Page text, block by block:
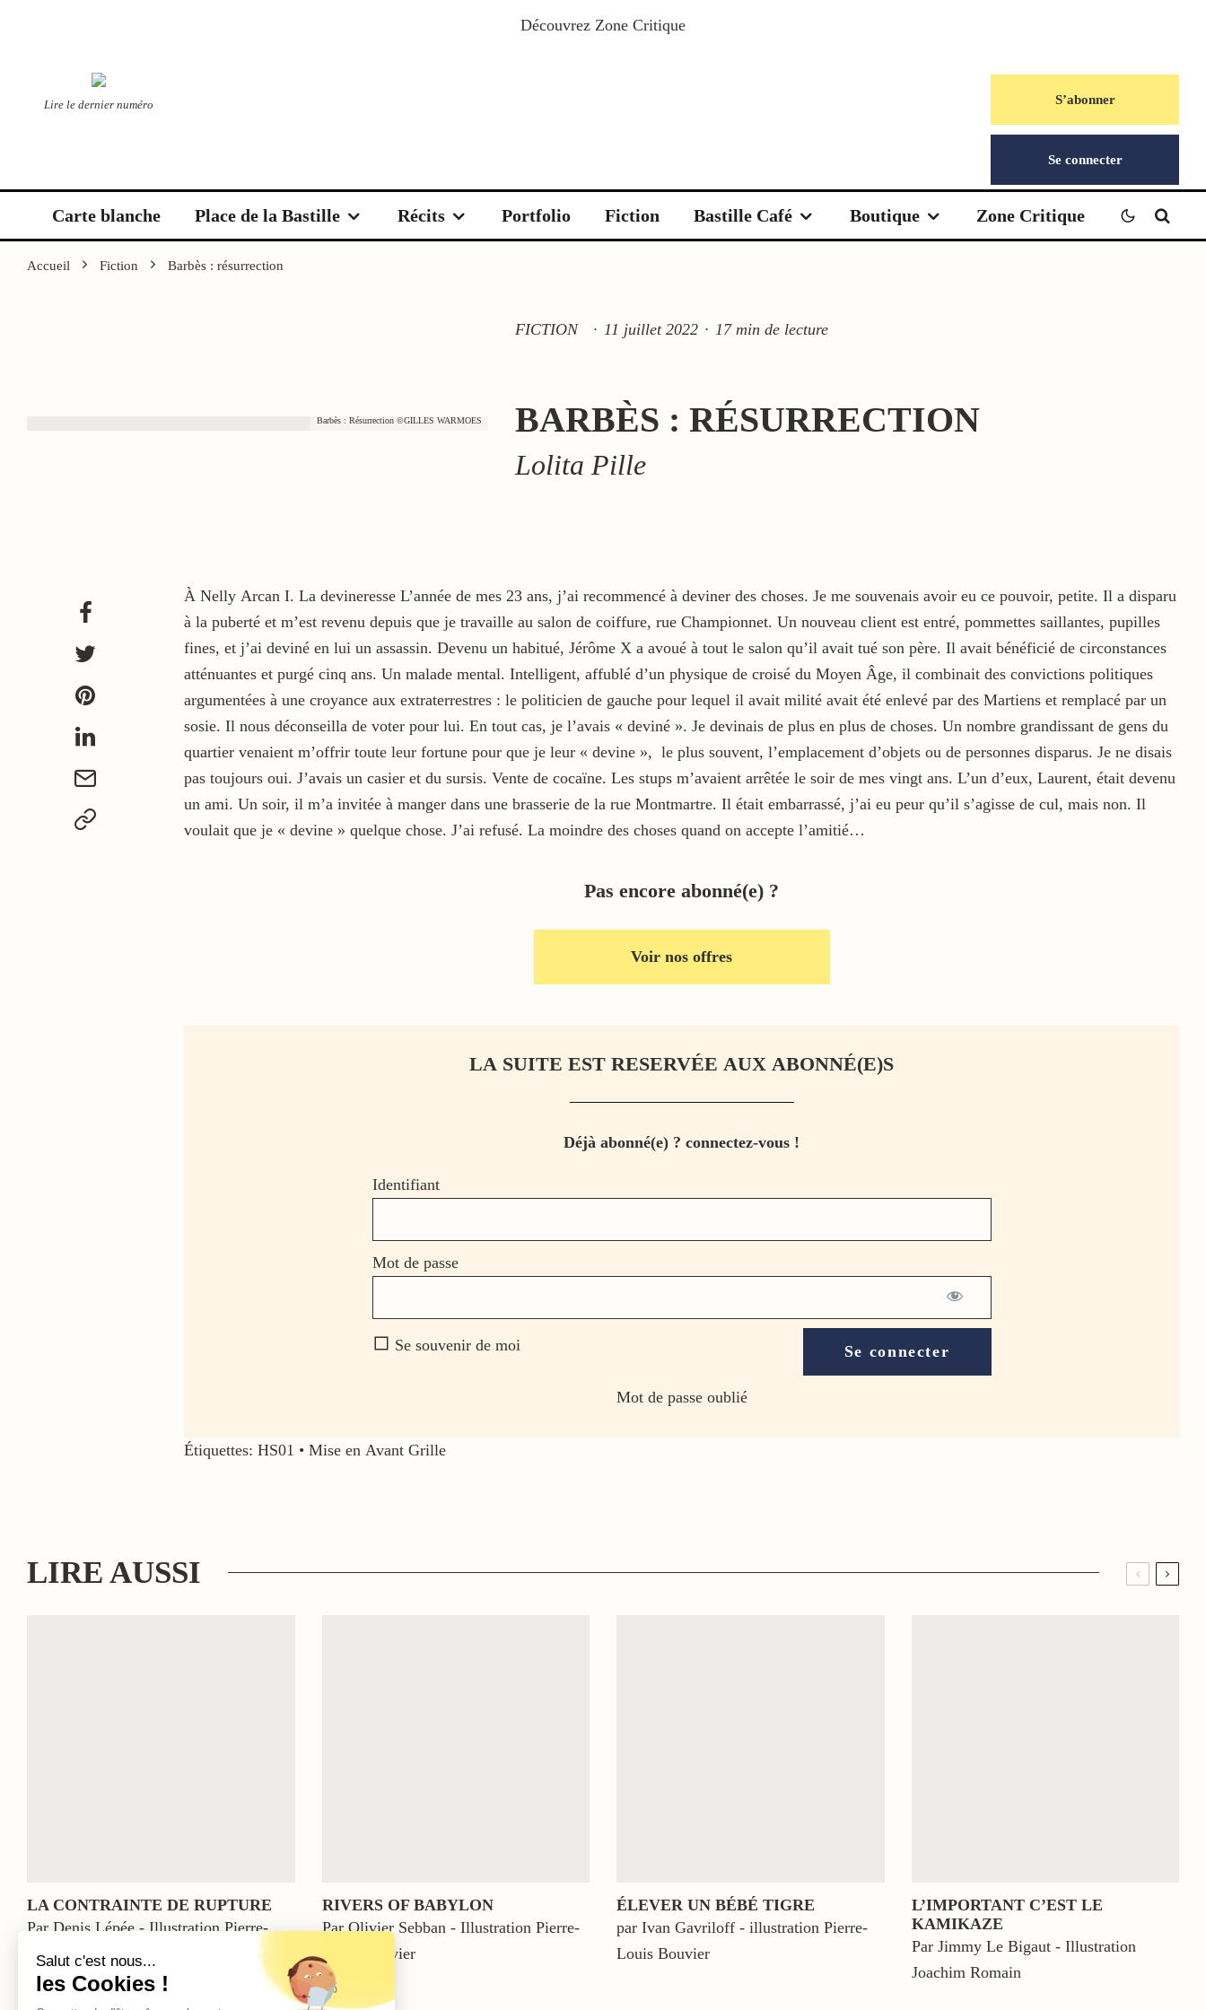
Découvrez Zone Critique
Lire le dernier numéro S’abonner
Se connecter
Carte blanche Place de la Bastille Récits Portfolio Fiction Bastille Café Boutique Zone Critique
Accueil Fiction Barbès : résurrection
Barbès : Résurrection ©GILLES WARMOES
FICTION · 11 juillet 2022 · 17 min de lecture
BARBÈS : RÉSURRECTION
Lolita Pille
À Nelly Arcan I. La devineresse L’année de mes 23 ans, j’ai recommencé à deviner des choses. Je me souvenais avoir eu ce pouvoir, petite. Il a disparu
à la puberté et m’est revenu depuis que je travaille au salon de coiffure, rue Championnet. Un nouveau client est entré, pommettes saillantes, pupilles
fines, et j’ai deviné en lui un assassin. Devenu un habitué, Jérôme X a avoué à tout le salon qu’il avait tué son père. Il avait bénéficié de circonstances
atténuantes et purgé cinq ans. Un malade mental. Intelligent, affublé d’un physique de croisé du Moyen Âge, il combinait des convictions politiques
argumentées à une croyance aux extraterrestres : le politicien de gauche pour lequel il avait milité avait été enlevé par des Martiens et remplacé par un
sosie. Il nous déconseilla de voter pour lui. En tout cas, je l’avais « deviné ». Je devinais de plus en plus de choses. Un nombre grandissant de gens du
quartier venaient m’offrir toute leur fortune pour que je leur « devine », le plus souvent, l’emplacement d’objets ou de personnes disparus. Je ne disais
pas toujours oui. J’avais un casier et du sursis. Vente de cocaïne. Les stups m’avaient arrêtée le soir de mes vingt ans. L’un d’eux, Laurent, était devenu
un ami. Un soir, il m’a invitée à manger dans une brasserie de la rue Montmartre. Il était embarrassé, j’ai eu peur qu’il s’agisse de cul, mais non. Il
voulait que je « devine » quelque chose. J’ai refusé. La moindre des choses quand on accepte l’amitié…
Pas encore abonné(e) ?
Voir nos offres
LA SUITE EST RESERVÉE AUX ABONNÉ(E)S
Déjà abonné(e) ? connectez-vous !
Identifiant
Mot de passe
Se souvenir de moi
Mot de passe oublié
Étiquettes: HS01 • Mise en Avant Grille
LIRE AUSSI
LA CONTRAINTE DE RUPTURE
Par Denis Lépée - Illustration Pierre-
Louis Bouvier
RIVERS OF BABYLON
Par Olivier Sebban - Illustration Pierre-
Louis Bouvier
ÉLEVER UN BÉBÉ TIGRE
par Ivan Gavriloff - illustration Pierre-
Louis Bouvier
L’IMPORTANT C’EST LE
KAMIKAZE
Par Jimmy Le Bigaut - Illustration
Joachim Romain